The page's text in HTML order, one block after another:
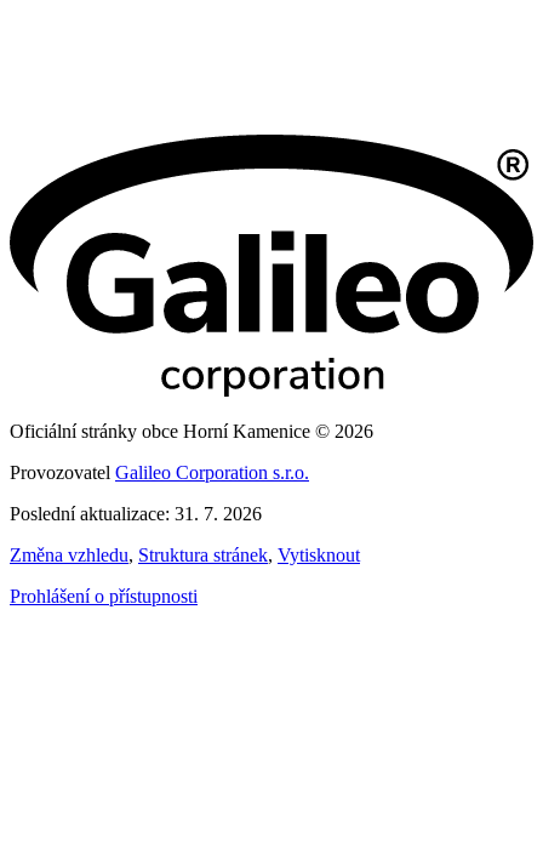
Oficiální stránky obce Horní Kamenice © 2026
Provozovatel Galileo Corporation s.r.o.
Poslední aktualizace: 31. 7. 2026
Změna vzhledu, Struktura stránek, Vytisknout
Prohlášení o přístupnosti